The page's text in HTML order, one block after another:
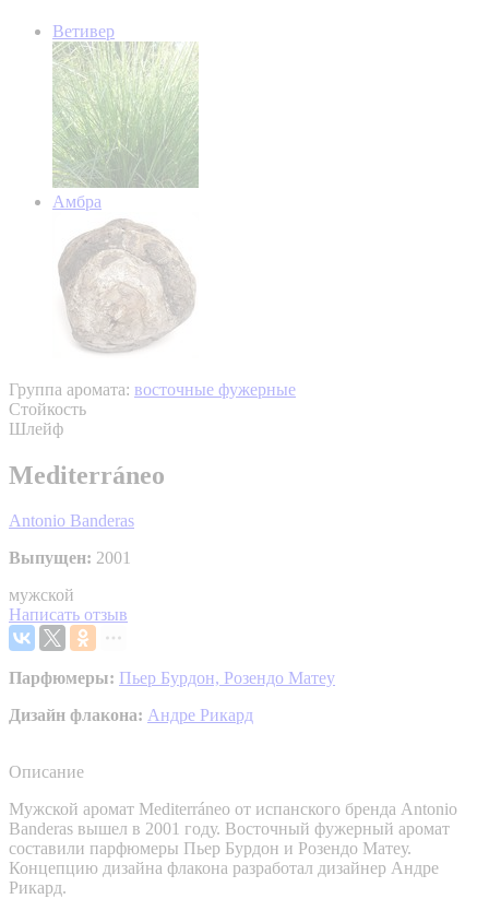
Ветивер
Амбра
Группа аромата: восточные фужерные
Стойкость
Шлейф
Mediterráneo
Antonio Banderas
Выпущен: 2001
мужской
Написать отзыв
Парфюмеры: Пьер Бурдон, Розендо Матеу
Дизайн флакона: Андре Рикард
Описание
Мужской аромат Mediterráneo от испанского бренда Antonio
Banderas вышел в 2001 году. Восточный фужерный аромат
составили парфюмеры Пьер Бурдон и Розендо Матеу.
Концепцию дизайна флакона разработал дизайнер Андре
Рикард.